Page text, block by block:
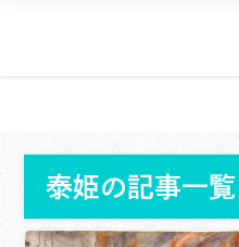
泰姫の記事一覧